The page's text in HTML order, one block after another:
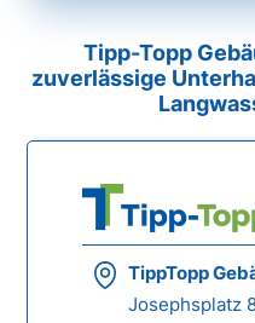
Tipp-Topp
zuverlässige
TippTopp
Josephsplatz